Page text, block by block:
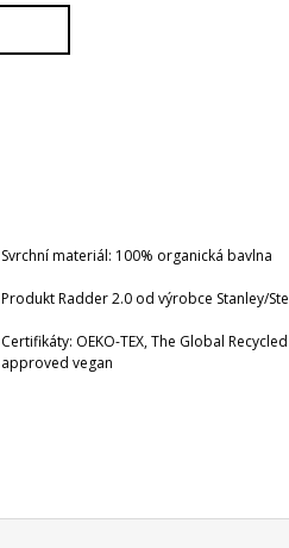
Svrchní materiál: 100% organická bavlna
Produkt Radder 2.0 od výrobce Stanley/
Certifikáty: OEKO-TEX, The Global
approved vegan